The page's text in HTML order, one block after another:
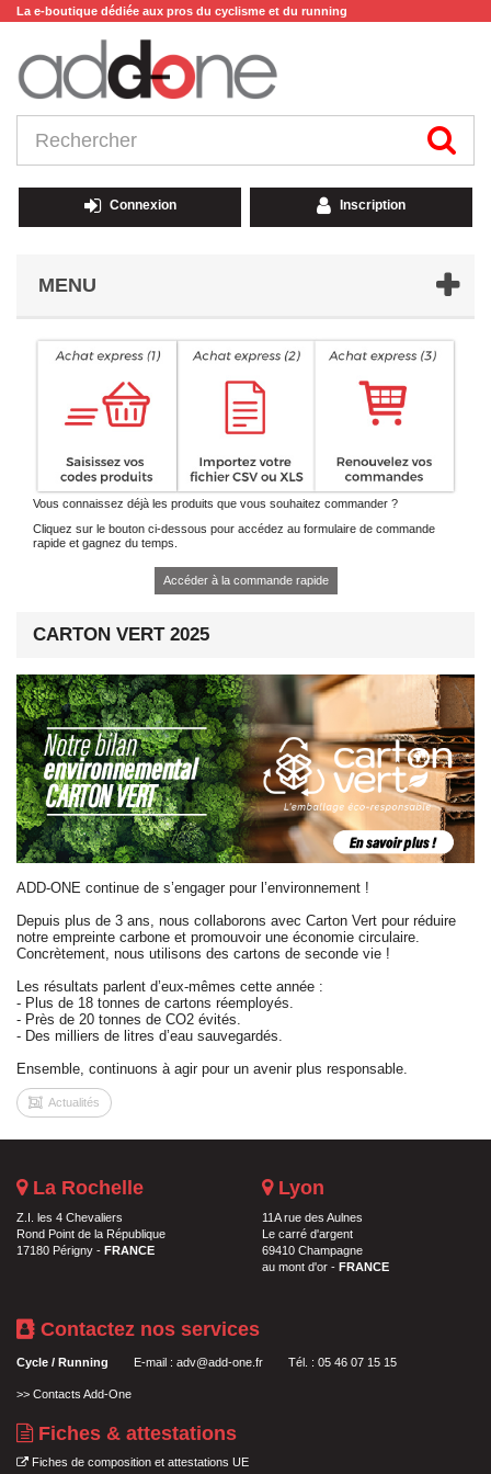
La e-boutique dédiée aux pros du cyclisme et du running
Connexion Inscription
MENU
Vous connaissez déjà les produits que vous souhaitez commander ?
Cliquez sur le bouton ci-dessous pour accédez au formulaire de commande
rapide et gagnez du temps.
Accéder à la commande rapide
CARTON VERT 2025
ADD-ONE continue de s’engager pour l’environnement !
Depuis plus de 3 ans, nous collaborons avec Carton Vert pour réduire
notre empreinte carbone et promouvoir une économie circulaire.
Concrètement, nous utilisons des cartons de seconde vie !
Les résultats parlent d’eux-mêmes cette année :
- Plus de 18 tonnes de cartons réemployés.
- Près de 20 tonnes de CO2 évités.
- Des milliers de litres d’eau sauvegardés.
Ensemble, continuons à agir pour un avenir plus responsable.
Actualités
La Rochelle
Z.I. les 4 Chevaliers
Rond Point de la République
17180 Périgny - FRANCE
Lyon
11A rue des Aulnes
Le carré d'argent
69410 Champagne
au mont d'or - FRANCE
Contactez nos services
Cycle / Running E-mail : adv@add-one.fr Tél. : 05 46 07 15 15
>> Contacts Add-One
Fiches & attestations
Fiches de composition et attestations UE